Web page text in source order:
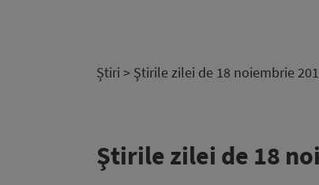
Știri > Ştirile zilei de 18 noiembrie
Ştirile zilei de 18